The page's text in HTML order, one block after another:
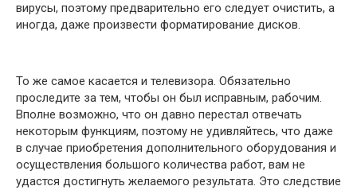
вирусы, поэтому предварительно его следует очистить, а
иногда, даже произвести форматирование дисков.
То же самое касается и телевизора. Обязательно
проследите за тем, чтобы он был исправным, рабочим.
Вполне возможно, что он давно перестал отвечать
некоторым функциям, поэтому не удивляйтесь, что даже
в случае приобретения дополнительного оборудования и
осуществления большого количества работ, вам не
удастся достигнуть желаемого результата. Это следствие